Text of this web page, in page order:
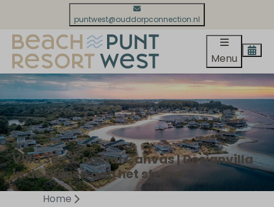
puntwest@ouddorpconnection.nl
Menu
Villa 36 – Coastal Canvas | Designvilla
in de duinen aan het strand
Home